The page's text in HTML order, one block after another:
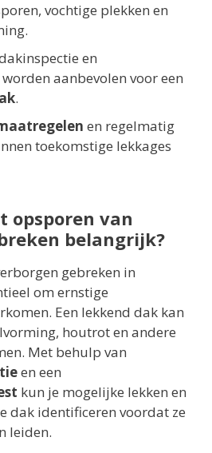
vochtige plekken en
en
worden aanbevolen voor een
.
en regelmatig
toekomstige lekkages
opsporen van
belangrijk?
gebreken in
om ernstige
Een lekkend dak kan
houtrot en andere
Met behulp van
en een
kun je mogelijke lekken en
dak identificeren voordat ze
leiden.